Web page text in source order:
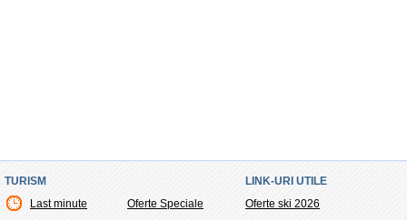
TURISM
Last minute
Oferte Speciale
LINK-URI UTILE
Oferte ski 2026